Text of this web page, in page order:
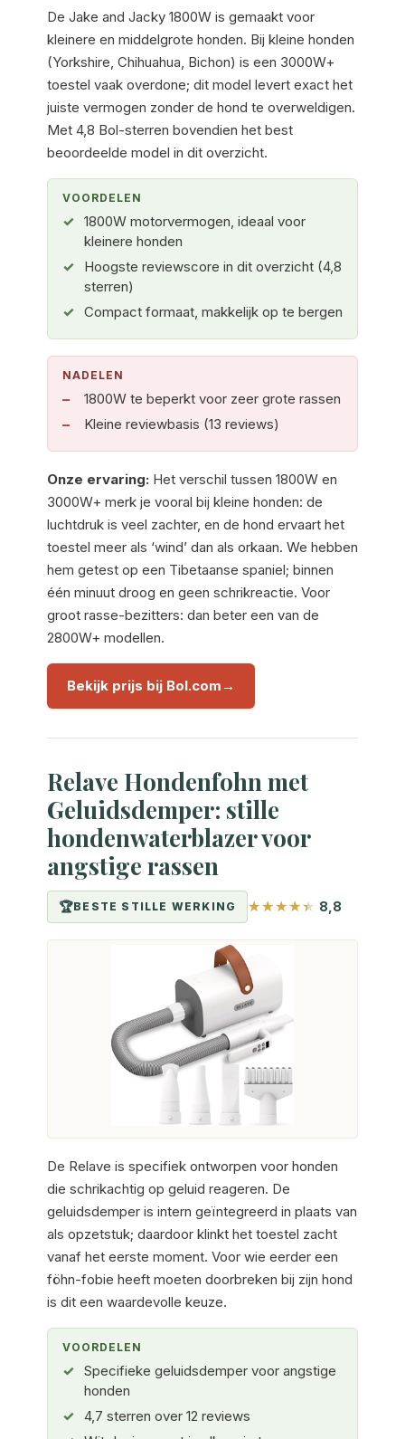
De Jake and Jacky 1800W is gemaakt voor
kleinere en middelgrote honden. Bij kleine honden
(Yorkshire, Chihuahua, Bichon) is een 3000W+
toestel vaak overdone; dit model levert exact het
juiste vermogen zonder de hond te overweldigen.
Met 4,8 Bol-sterren bovendien het best
beoordeelde model in dit overzicht.
VOORDELEN
1800W motorvermogen, ideaal voor
kleinere honden
Hoogste reviewscore in dit overzicht (4,8
sterren)
Compact formaat, makkelijk op te bergen
NADELEN
1800W te beperkt voor zeer grote rassen
Kleine reviewbasis (13 reviews)
Onze ervaring: Het verschil tussen 1800W en
3000W+ merk je vooral bij kleine honden: de
luchtdruk is veel zachter, en de hond ervaart het
toestel meer als ‘wind’ dan als orkaan. We hebben
hem getest op een Tibetaanse spaniel; binnen
één minuut droog en geen schrikreactie. Voor
groot rasse-bezitters: dan beter een van de
2800W+ modellen.
Bekijk prijs bij Bol.com
Relave Hondenfohn met
Geluidsdemper: stille
hondenwaterblazer voor
angstige rassen
BESTE STILLE WERKING 8,8
De Relave is specifiek ontworpen voor honden
die schrikachtig op geluid reageren. De
geluidsdemper is intern geïntegreerd in plaats van
als opzetstuk; daardoor klinkt het toestel zacht
vanaf het eerste moment. Voor wie eerder een
föhn-fobie heeft moeten doorbreken bij zijn hond
is dit een waardevolle keuze.
VOORDELEN
Specifieke geluidsdemper voor angstige
honden
4,7 sterren over 12 reviews